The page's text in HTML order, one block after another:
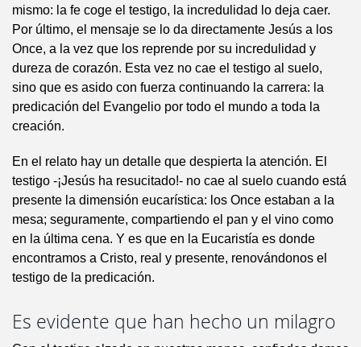
mismo: la fe coge el testigo, la incredulidad lo deja caer.
Por último, el mensaje se lo da directamente Jesús a los
Once, a la vez que los reprende por su incredulidad y
dureza de corazón. Esta vez no cae el testigo al suelo,
sino que es asido con fuerza continuando la carrera: la
predicación del Evangelio por todo el mundo a toda la
creación.
En el relato hay un detalle que despierta la atención. El
testigo -¡Jesús ha resucitado!- no cae al suelo cuando está
presente la dimensión eucarística: los Once estaban a la
mesa; seguramente, compartiendo el pan y el vino como
en la última cena. Y es que en la Eucaristía es donde
encontramos a Cristo, real y presente, renovándonos el
testigo de la predicación.
Es evidente que han hecho un milagro